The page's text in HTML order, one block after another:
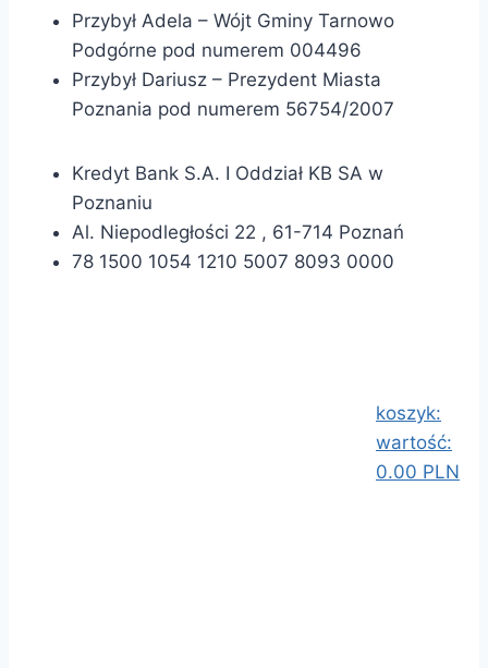
Przybył Adela – Wójt Gminy Tarnowo
Podgórne pod numerem 004496
Przybył Dariusz – Prezydent Miasta
Poznania pod numerem 56754/2007
Kredyt Bank S.A. I Oddział KB SA w
Poznaniu
Al. Niepodległości 22 , 61-714 Poznań
78 1500 1054 1210 5007 8093 0000
koszyk:
wartość:
0.00 PLN